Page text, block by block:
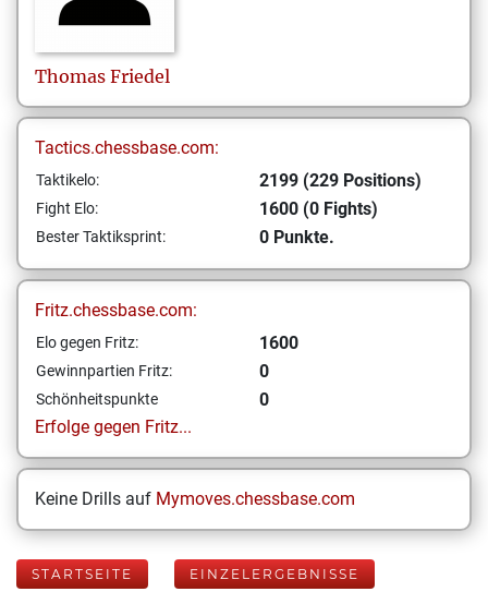
Thomas Friedel
Tactics.chessbase.com:
Taktikelo: 2199 (229 Positions)
Fight Elo: 1600 (0 Fights)
Bester Taktiksprint: 0 Punkte.
Fritz.chessbase.com:
Elo gegen Fritz: 1600
Gewinnpartien Fritz: 0
Schönheitspunkte
0
Erfolge gegen Fritz...
Keine Drills auf Mymoves.chessbase.com
STARTSEITE EINZELERGEBNISSE